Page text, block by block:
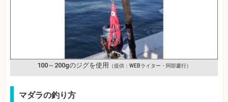
100～200gのジグを使用 （提供：WEBライター・阿部慶行）
マダラの釣り方